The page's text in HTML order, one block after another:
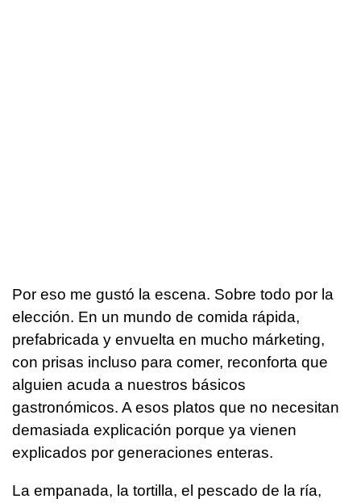
Por eso me gustó la escena. Sobre todo por la
elección. En un mundo de comida rápida,
prefabricada y envuelta en mucho márketing,
con prisas incluso para comer, reconforta que
alguien acuda a nuestros básicos
gastronómicos. A esos platos que no necesitan
demasiada explicación porque ya vienen
explicados por generaciones enteras.
La empanada, la tortilla, el pescado de la ría,